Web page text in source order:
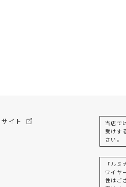
イト
当店で
受けす
さい。
「ル
ワイヤ
性はご